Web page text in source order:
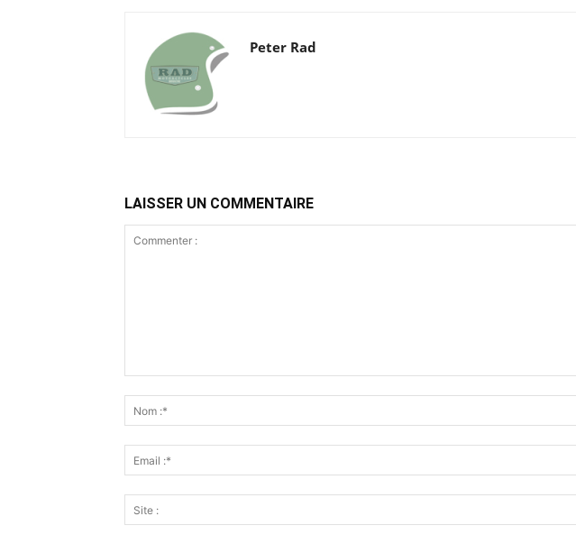
Peter Rad
LAISSER UN COMMENTAIRE